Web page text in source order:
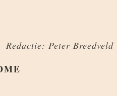
Peter Breedveld